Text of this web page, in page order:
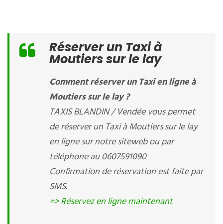
Réserver un Taxi à
Moutiers sur le lay
Comment réserver un Taxi en ligne à
Moutiers sur le lay ?
TAXIS BLANDIN / Vendée vous permet
de réserver un Taxi à Moutiers sur le lay
en ligne sur notre siteweb ou par
téléphone au 0607591090
Confirmation de réservation est faite par
SMS.
=> Réservez en ligne maintenant